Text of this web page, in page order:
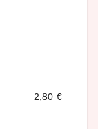
2,80 €